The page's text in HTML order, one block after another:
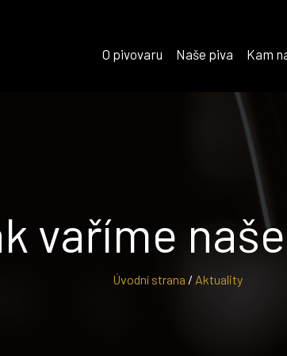
O pivovaru Naše piva Kam
Úvodní strana / Aktuality
vaříme